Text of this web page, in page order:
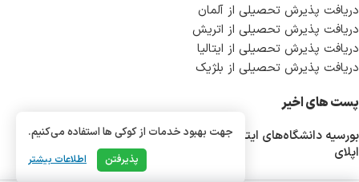
دریافت پذیرش تحصیلی از آلمان
دریافت پذیرش تحصیلی از اتریش
دریافت پذیرش تحصیلی از ایتالیا
دریافت پذیرش تحصیلی از بلژیک
پست های اخیر
بورسیه دانشگاه‌های ایتالیا؛ شرایط، هزینه‌ها، دانشگاه‌ها و مسیر کامل
اپلای
جهت بهبود خدمات از کوکی ها استفاده می‌کنیم.
پذیرفتن اطلاعات بیشتر